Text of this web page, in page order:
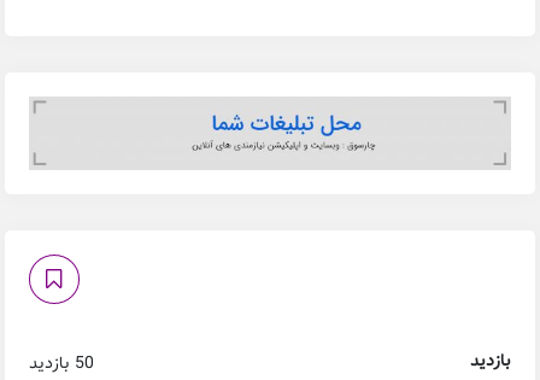
بازدید 50 بازدید